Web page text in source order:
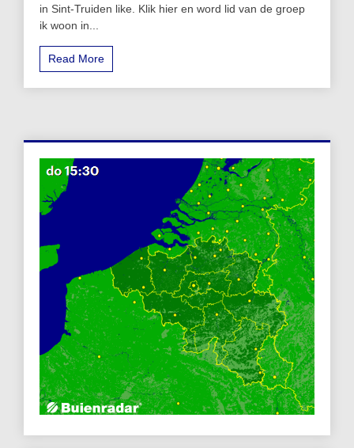
in Sint-Truiden like. Klik hier en word lid van de groep
ik woon in...
Read More